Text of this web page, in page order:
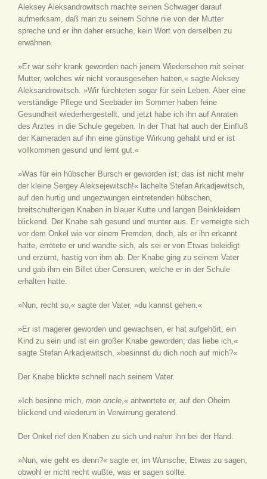
Aleksey Aleksandrowitsch machte seinen Schwager darauf
aufmerksam, daß man zu seinem Sohne nie von der Mutter
spreche und er ihn daher ersuche, kein Wort von derselben zu
erwähnen.
»Er war sehr krank geworden nach jenem Wiedersehen mit seiner
Mutter, welches wir nicht vorausgesehen hatten,« sagte Aleksey
Aleksandrowitsch. »Wir fürchteten sogar für sein Leben. Aber eine
verständige Pflege und Seebäder im Sommer haben feine
Gesundheit wiederhergestellt, und jetzt habe ich ihn auf Anraten
des Arztes in die Schule gegeben. In der That hat auch der Einfluß
der Kameraden auf ihn eine günstige Wirkung gehabt und er ist
vollkommen gesund und lernt gut.«
»Was für ein hübscher Bursch er geworden ist; das ist nicht mehr
der kleine Sergey Aleksejewitsch!« lächelte Stefan Arkadjewitsch,
auf den hurtig und ungezwungen eintretenden hübschen,
breitschulterigen Knaben in blauer Kutte und langen Beinkleidern
blickend. Der Knabe sah gesund und munter aus. Er verneigte sich
vor dem Onkel wie vor einem Fremden, doch, als er ihn erkannt
hatte, errötete er und wandte sich, als sei er von Etwas beleidigt
und erzürnt, hastig von ihm ab. Der Knabe ging zu seinem Vater
und gab ihm ein Billet über Censuren, welche er in der Schule
erhalten hatte.
»Nun, recht so,« sagte der Vater, »du kannst gehen.«
»Er ist magerer geworden und gewachsen, er hat aufgehört, ein
Kind zu sein und ist ein großer Knabe geworden; das liebe ich,«
sagte Stefan Arkadjewitsch, »besinnst du dich noch auf mich?«
Der Knabe blickte schnell nach seinem Vater.
»Ich besinne mich, mon oncle,« antwortete er, auf den Oheim
blickend und wiederum in Verwirrung geratend.
Der Onkel rief den Knaben zu sich und nahm ihn bei der Hand.
»Nun, wie geht es denn?« sagte er, im Wunsche, Etwas zu sagen,
obwohl er nicht recht wußte, was er sagen sollte.